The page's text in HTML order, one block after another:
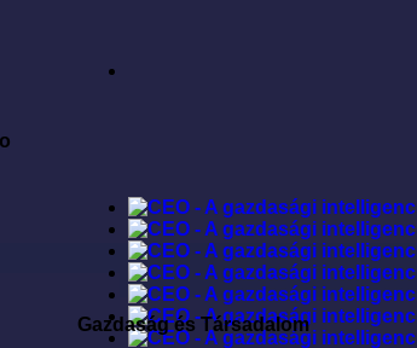
Gazdaság és Társadalom